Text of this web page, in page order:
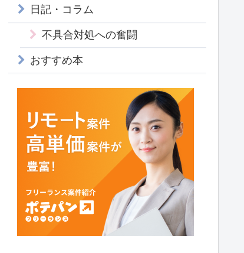
日記・コラム
不具合対処への奮闘
おすすめ本